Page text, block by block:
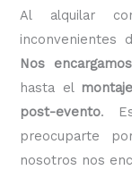
Al alquilar
inconvenientes
Nos
hasta el
post-evento.
preocuparte
nosotros nos